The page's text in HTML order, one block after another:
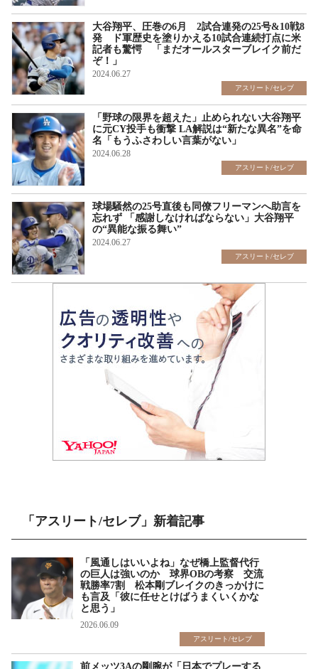
大谷翔平、圧巻の6月 2試合連発の25号&10戦8
発 ド軍歴史を塗りかえる10試合連続打点に米
記者も驚愕 「まだオールスターブレイク前だ
ぞ！」
2024.06.27
アスリート/セレブ
「野球の限界を超えた」止められない大谷翔平
に元CY投手も衝撃 LA解説は“新たな異名”を命
名「もうふさわしい言葉がない」
2024.06.28
アスリート/セレブ
球場騒然の25号直後も同僚フリーマンへ助言を
忘れず 「感謝しなければならない」大谷翔平
の“異能な振る舞い”
2024.06.27
アスリート/セレブ
「アスリート/セレブ」新着記事
「風通しはいいよね」なぜ橋上監督代行
の巨人は強いのか 球界OBの考察 交流
戦勝率7割 松本剛ブレイクのきっかけに
も言及「彼に任せとけばうまくいくかな
と思う」
2026.06.09
アスリート/セレブ
前メッツ3Aの剛腕が「日本でプレーする